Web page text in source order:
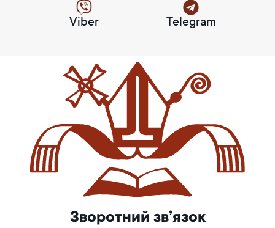
Viber Telegram
Зворотний зв’язок